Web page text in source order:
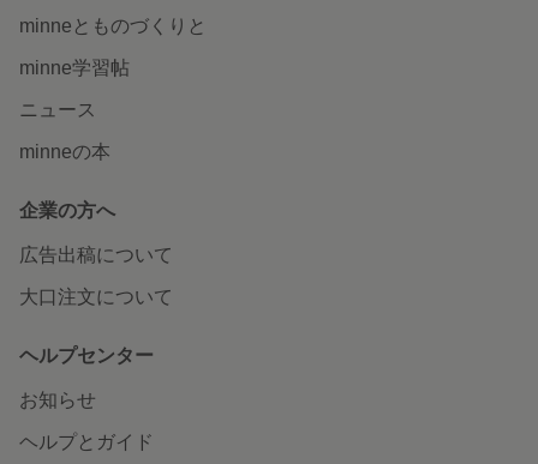
minneとものづくりと
minne学習帖
ニュース
minneの本
企業の方へ
広告出稿について
大口注文について
ヘルプセンター
お知らせ
ヘルプとガイド